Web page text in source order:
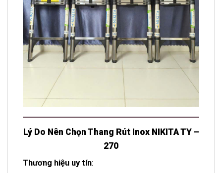
Lý Do Nên Chọn Thang Rút Inox NIKITA TY –
270
Thương hiệu uy tín: